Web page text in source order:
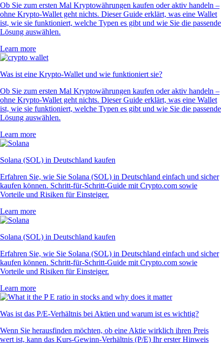
Ob Sie zum ersten Mal Kryptowährungen kaufen oder aktiv handeln –
ohne Krypto-Wallet geht nichts. Dieser Guide erklärt, was eine Wallet
ist, wie sie funktioniert, welche Typen es gibt und wie Sie die passende
Lösung auswählen.
Learn more
Was ist eine Krypto-Wallet und wie funktioniert sie?
Ob Sie zum ersten Mal Kryptowährungen kaufen oder aktiv handeln –
ohne Krypto-Wallet geht nichts. Dieser Guide erklärt, was eine Wallet
ist, wie sie funktioniert, welche Typen es gibt und wie Sie die passende
Lösung auswählen.
Learn more
Solana (SOL) in Deutschland kaufen
Erfahren Sie, wie Sie Solana (SOL) in Deutschland einfach und sicher
kaufen können. Schritt-für-Schritt-Guide mit Crypto.com sowie
Vorteile und Risiken für Einsteiger.
Learn more
Solana (SOL) in Deutschland kaufen
Erfahren Sie, wie Sie Solana (SOL) in Deutschland einfach und sicher
kaufen können. Schritt-für-Schritt-Guide mit Crypto.com sowie
Vorteile und Risiken für Einsteiger.
Learn more
Was ist das P/E-Verhältnis bei Aktien und warum ist es wichtig?
Wenn Sie herausfinden möchten, ob eine Aktie wirklich ihren Preis
wert ist, kann das Kurs-Gewinn-Verhältnis (P/E) Ihr erster Hinweis